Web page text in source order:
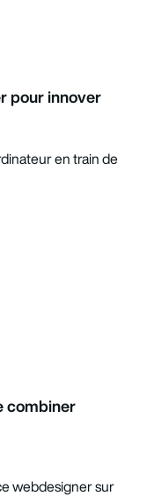
pour innover
combiner